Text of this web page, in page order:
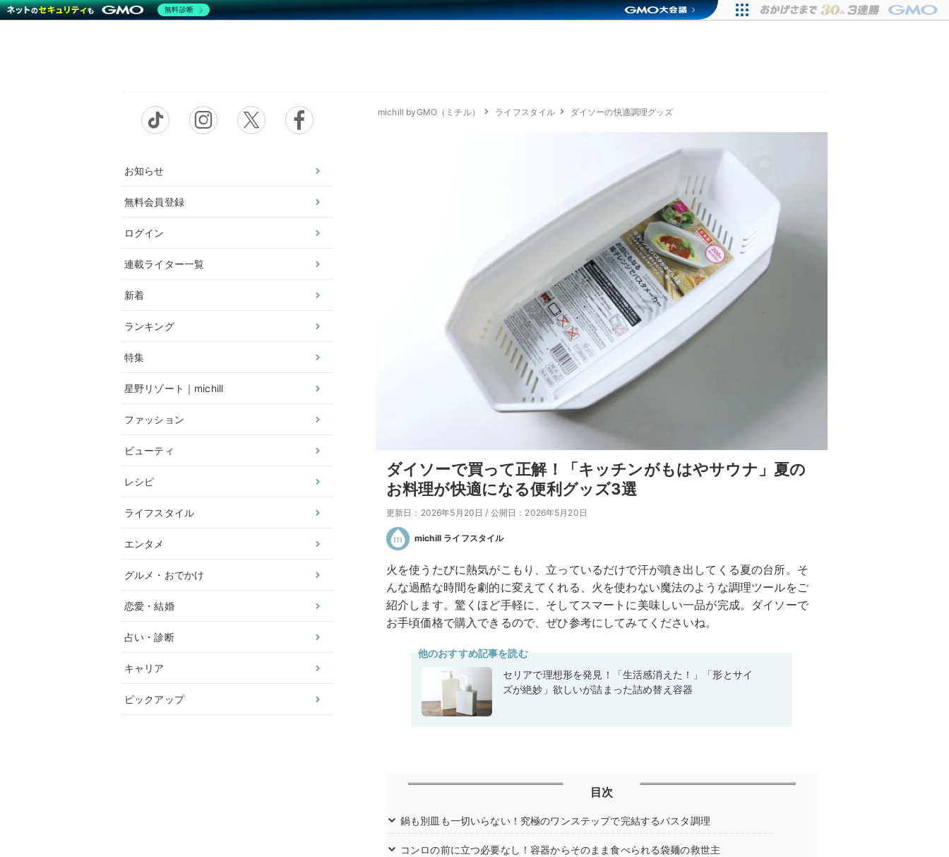
お知らせ
無料会員登録
ログイン
連載ライター一覧
新着
ランキング
特集
星野リゾート｜michill
ファッション
ビューティ
レシピ
ライフスタイル
エンタメ
グルメ・おでかけ
恋愛・結婚
占い・診断
キャリア
ピックアップ
michill byGMO（ミチル） ライフスタイル ダイソーの快適調理グッズ
ダイソーで買って正解！「キッチンがもはやサウナ」夏の
お料理が快適になる便利グッズ3選
更新日：2026年5月20日 / 公開日：2026年5月20日
michill ライフスタイル
火を使うたびに熱気がこもり、立っているだけで汗が噴き出してくる夏の台所。そ
んな過酷な時間を劇的に変えてくれる、火を使わない魔法のような調理ツールをご
紹介します。驚くほど手軽に、そしてスマートに美味しい一品が完成。ダイソーで
お手頃価格で購入できるので、ぜひ参考にしてみてくださいね。
他のおすすめ記事を読む
セリアで理想形を発見！「生活感消えた！」「形とサイ
ズが絶妙」欲しいが詰まった詰め替え容器
目次
鍋も別皿も一切いらない！究極のワンステップで完結するパスタ調理
コンロの前に立つ必要なし！容器からそのまま食べられる袋麺の救世主
無料診断